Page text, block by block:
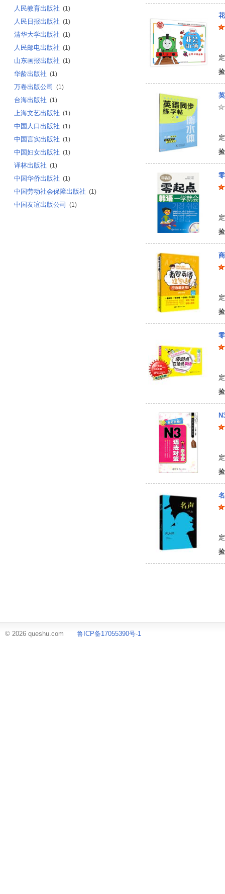
人民教育出版社 (1)
人民日报出版社 (1)
清华大学出版社 (1)
人民邮电出版社 (1)
山东画报出版社 (1)
华龄出版社 (1)
万卷出版公司 (1)
台海出版社 (1)
上海文艺出版社 (1)
中国人口出版社 (1)
中国言实出版社 (1)
中国妇女出版社 (1)
译林出版社 (1)
中国华侨出版社 (1)
中国劳动社会保障出版社 (1)
中国友谊出版公司 (1)
© 2026 queshu.com 鲁ICP备17055390号-1